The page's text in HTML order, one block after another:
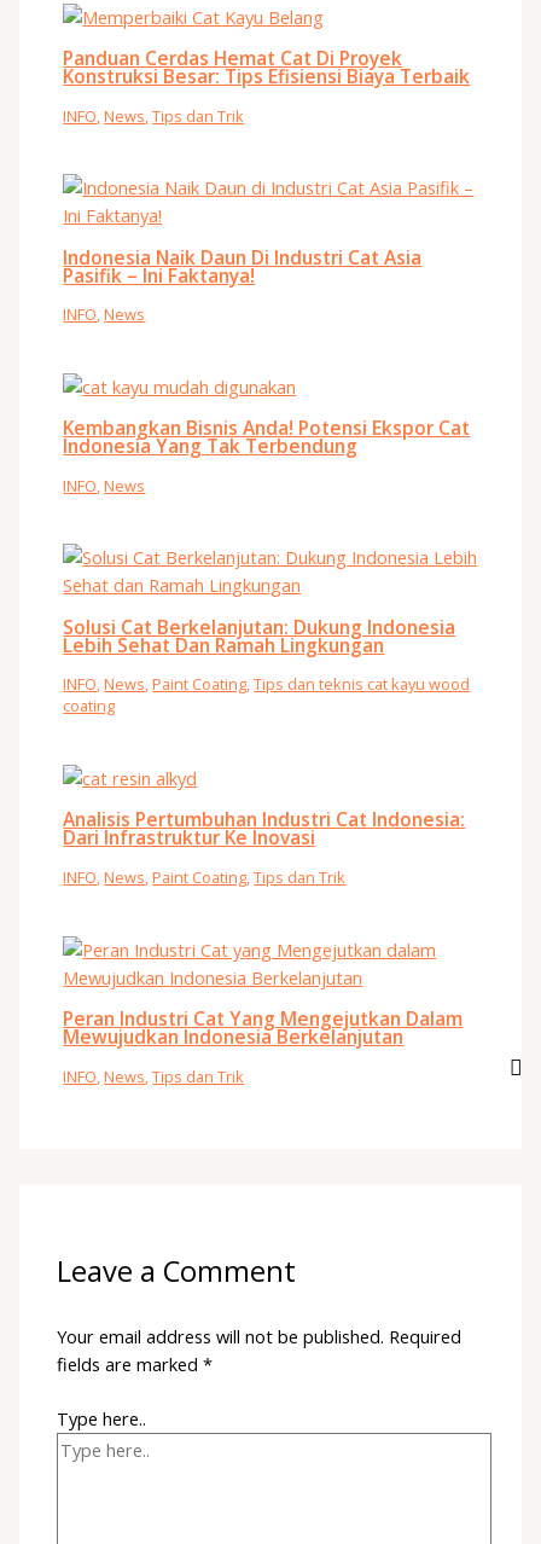
Panduan Cerdas Hemat Cat Di Proyek
Konstruksi Besar: Tips Efisiensi Biaya Terbaik
INFO,News,Tips dan Trik
Indonesia Naik Daun Di Industri Cat Asia
Pasifik – Ini Faktanya!
INFO,News
Kembangkan Bisnis Anda! Potensi Ekspor Cat
Indonesia Yang Tak Terbendung
INFO,News
Solusi Cat Berkelanjutan: Dukung Indonesia
Lebih Sehat Dan Ramah Lingkungan
INFO,News,Paint Coating,Tips dan teknis cat kayu wood
coating
Analisis Pertumbuhan Industri Cat Indonesia:
Dari Infrastruktur Ke Inovasi
INFO,News,Paint Coating,Tips dan Trik
Peran Industri Cat Yang Mengejutkan Dalam
Mewujudkan Indonesia Berkelanjutan
INFO ,News ,Tips dan Trik
Leave a Comment
Your email address will not be published. Required
fields are marked*
Type here..